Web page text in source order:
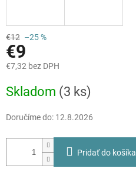
€12 –25 %
€9
€7,32 bez DPH
cena:
Skladom (3 ks)
Doručíme do: 12.8.2026
Pridať do košíka